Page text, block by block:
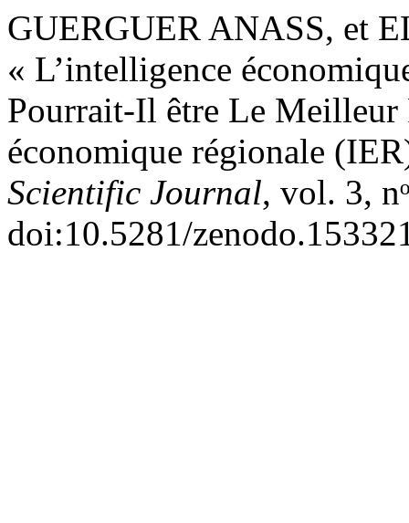
GUERGUER ANASS, et
« L’intelligence
Pourrait-Il être Le Meilleur
économique régionale
Scientific Journal, vol. 3,
doi:10.5281/